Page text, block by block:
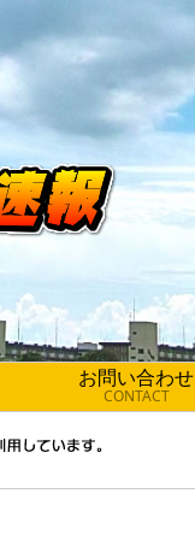
お問い合わせ
CONTACT